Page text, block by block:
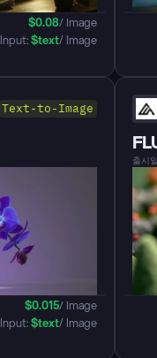
$0.08/ Image
Input: $text/ Image
Text-to-Image
$0.015/ Image
Input: $text/ Image
출시